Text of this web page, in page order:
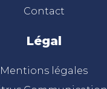
Contact
Légal
Mentions légales